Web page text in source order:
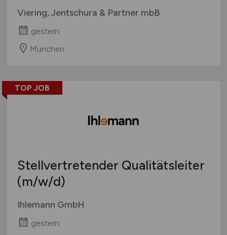
Viering, Jentschura & Partner mbB
gestern
München
TOP JOB
Stellvertretender Qualitätsleiter
(m/w/d)
Ihlemann GmbH
gestern